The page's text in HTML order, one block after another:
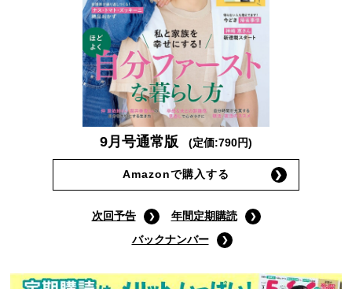
9月号通常版 (定価:790円)
Amazonで購入する
次回予告
年間定期購読
バックナンバー